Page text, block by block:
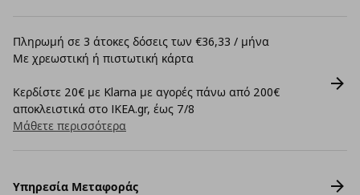
Πληρωμή σε 3 άτοκες δόσεις των €36,33 / μήνα
Με χρεωστική ή πιστωτική κάρτα
Κερδίστε 20€ με Klarna με αγορές πάνω από 200€
αποκλειστικά στο IKEA.gr, έως 7/8
Μάθετε περισσότερα
Υπηρεσία Μεταφοράς